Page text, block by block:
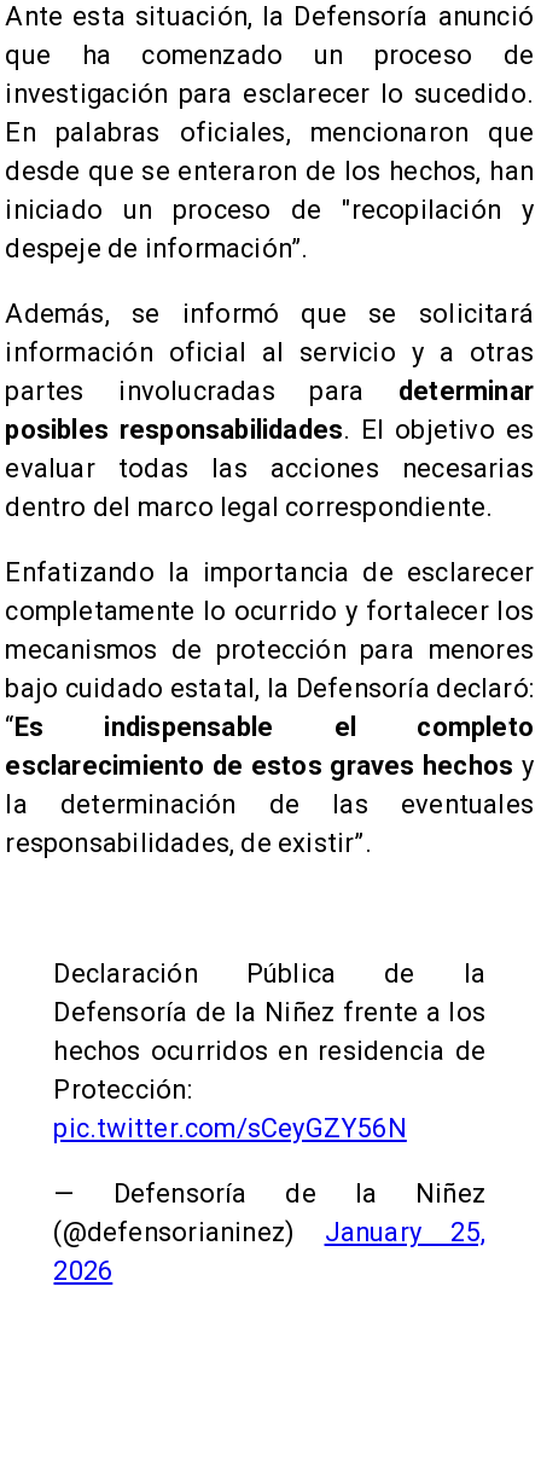
Ante esta situación, la Defensoría anunció
que ha comenzado un proceso de
investigación para esclarecer lo sucedido.
En palabras oficiales, mencionaron que
desde que se enteraron de los hechos, han
iniciado un proceso de "recopilación y
despeje de información”.
Además, se informó que se solicitará
información oficial al servicio y a otras
partes involucradas para determinar
posibles responsabilidades. El objetivo es
evaluar todas las acciones necesarias
dentro del marco legal correspondiente.
Enfatizando la importancia de esclarecer
completamente lo ocurrido y fortalecer los
mecanismos de protección para menores
bajo cuidado estatal, la Defensoría declaró:
“ Es indispensable el completo
esclarecimiento de estos graves hechos y
la determinación de las eventuales
responsabilidades, de existir”.
Declaración Pública de la
Defensoría de la Niñez frente a los
hechos ocurridos en residencia de
Protección:
pic.twitter.com/sCeyGZY56N
— Defensoría de la Niñez
(@defensorianinez) January 25,
2026